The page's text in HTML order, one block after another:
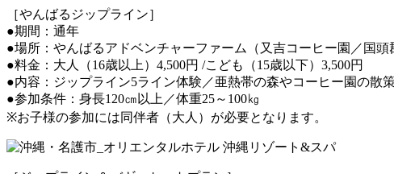
［やんばるジップライン］
●期間：通年
●場所：やんばるアドベンチャーファーム（又吉コーヒー園／国頭
●料金：大人（16歳以上）4,500円 /こども（15歳以下）3,500円
●内容：ジップライン5ライン体験／亜熱帯の森やコーヒー園の散
●参加条件：身長120㎝以上／体重25～100㎏
※お子様の参加には同伴者（大人）が必要となります。